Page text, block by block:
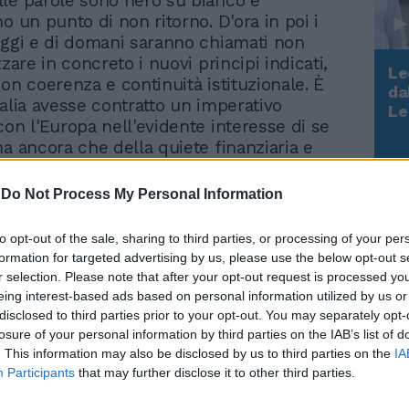
Do Not Process My Personal Information
opt-out of the sale, sharing to third parties, or processing of your
for targeted advertising by us, please use the below opt-out
selection. Please note that after your opt-out request is processed
interest-based ads based on personal information utilized by us
to third parties prior to your opt-out. You may separately
of your personal information by third parties on the IAB’s list of
This information may also be disclosed by us to third parties on the
Participants that may further disclose it to other third parties.
un punto di non ritorno. D'ora in poi i
e di domani saranno chiamati non
in concreto i nuovi principi indicati,
coerenza e continuità istituzionale. È
avesse contratto un imperativo
l'Europa nell'evidente interesse di se
ancora che della quiete finanziaria e
nostra crescita fossero vincolati al più
quella sgradevole e perentoria che
europea aveva inviato al governo
essere condivisa da tutti,
e opposizione, per le ricette utili che
e che erano frutto di idee da tempo
Italia. La Bce scopriva l'acqua calda, ma
nostra: ci siamo fatti bacchettare per
politico-economici promessi per anni,
Rudy Giuliani a Come States?
Trump, Meloni e la strategia
americana